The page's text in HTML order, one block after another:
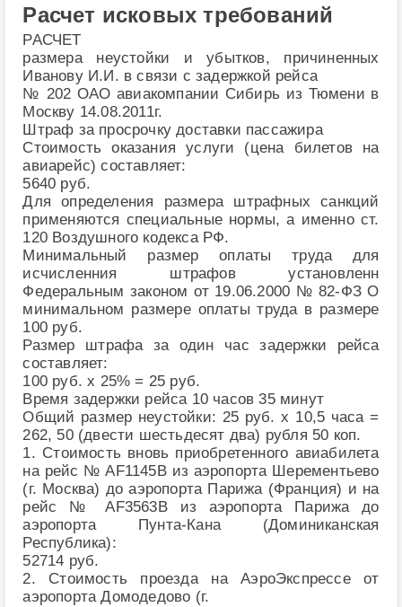
Расчет исковых требований
РАСЧЕТ
размера неустойки и убытков, причиненных
Иванову И.И. в связи с задержкой рейса
№ 202 ОАО авиакомпании Сибирь из Тюмени в
Москву 14.08.2011г.
Штраф за просрочку доставки пассажира
Стоимость оказания услуги (цена билетов на
авиарейс) составляет:
5640 руб.
Для определения размера штрафных санкций
применяются специальные нормы, а именно ст.
120 Воздушного кодекса РФ.
Минимальный размер оплаты труда для
исчисленния штрафов установленн
Федеральным законом от 19.06.2000 № 82-ФЗ О
минимальном размере оплаты труда в размере
100 руб.
Размер штрафа за один час задержки рейса
составляет:
100 руб. х 25% = 25 руб.
Время задержки рейса 10 часов 35 минут
Общий размер неустойки: 25 руб. х 10,5 часа =
262, 50 (двести шестьдесят два) рубля 50 коп.
1. Стоимость вновь приобретенного авиабилета
на рейс № AF1145B из аэропорта Шерементьево
(г. Москва) до аэропорта Парижа (Франция) и на
рейс № AF3563B из аэропорта Парижа до
аэропорта Пунта-Кана (Доминиканская
Республика):
52714 руб.
2. Стоимость проезда на АэроЭкспрессе от
аэропорта Домодедово (г.